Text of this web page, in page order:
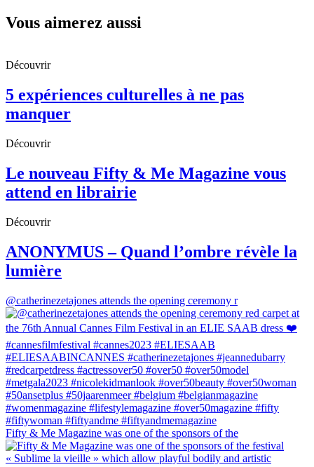
Vous aimerez aussi
Découvrir
5 expériences culturelles à ne pas
manquer
Découvrir
Le nouveau Fifty & Me Magazine vous
attend en librairie
Découvrir
ANONYMUS – Quand l’ombre révèle la
lumière
@catherinezetajones attends the opening ceremony r
Fifty & Me Magazine was one of the sponsors of the